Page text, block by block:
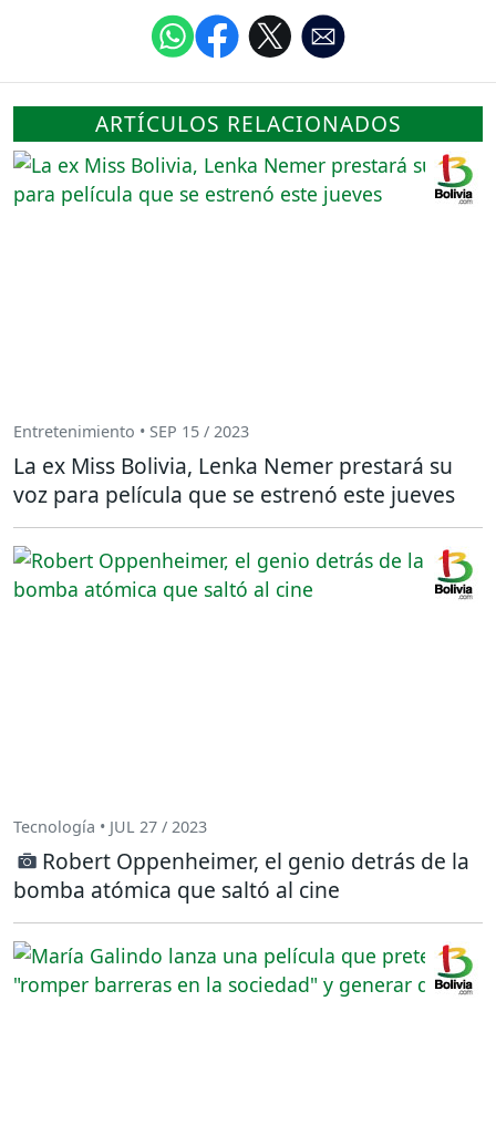
ARTÍCULOS RELACIONADOS
Entretenimiento • SEP 15 / 2023
La ex Miss Bolivia, Lenka Nemer prestará su
voz para película que se estrenó este jueves
Tecnología • JUL 27 / 2023
Robert Oppenheimer, el genio detrás de la
bomba atómica que saltó al cine